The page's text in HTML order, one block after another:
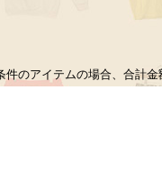
のアイテムの場合、合計